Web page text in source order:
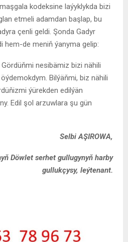
kodeksine laýyklykda bizi
etmeli adamdan başlap, bu
çenli geldi. Şonda Gadyr
hem-de meniň ýanyma gelip:
nesibämiz bizi nähili
Bilýäňmi, biz nähili
ýürekden edilýän
Edil şol arzuwlara şu gün
Selbi AŞIROWA,
Döwlet serhet gullugynyň harby
gullukçysy, leýtenant.